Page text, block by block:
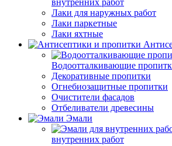
внутренних работ
Лаки для наружных работ
Лаки паркетные
Лаки яхтные
Водоотталкивающие
Декоративные пропитки
Огнебиозащитные пропитки
Очистители фасадов
Отбеливатели древесины
Эмали
внутренних работ